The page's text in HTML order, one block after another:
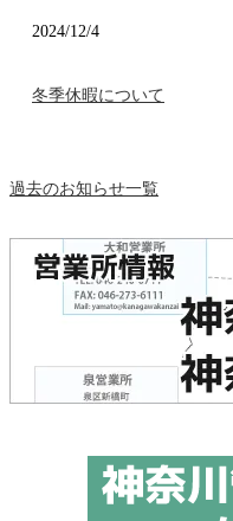
2024/12/4
冬季休暇について
過去のお知らせ一覧